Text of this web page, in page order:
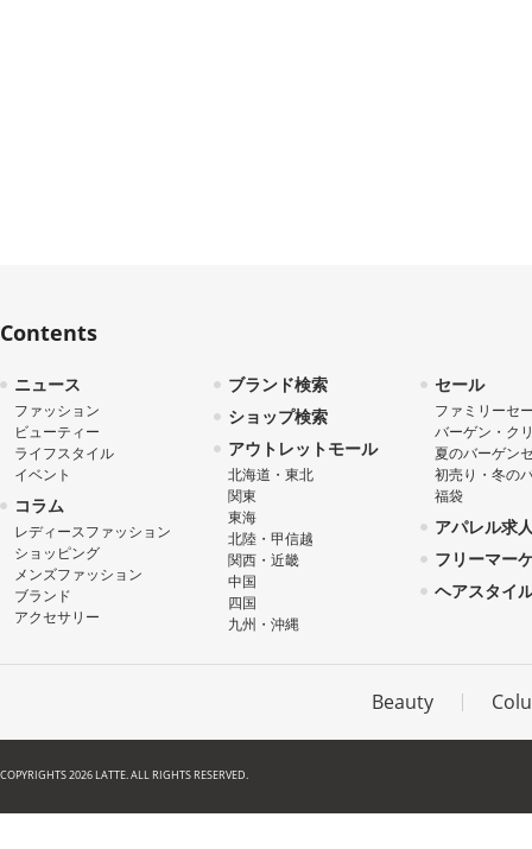
Contents
ニュース
ファッション
ビューティー
ライフスタイル
イベント
コラム
レディースファッション
ショッピング
メンズファッション
ブランド
アクセサリー
ブランド検索
ショップ検索
アウトレットモール
北海道・東北
関東
東海
北陸・甲信越
関西・近畿
中国
四国
九州・沖縄
セール
ファミリーセ
バーゲン・ク
夏のバーゲン
初売り・冬の
福袋
アパレル求
フリーマー
ヘアスタイ
Beauty
COPYRIGHTS 2026 LATTE. ALL RIGHTS RESERVED.